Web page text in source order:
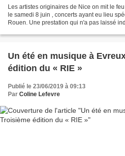
Les artistes originaires de Nice on mit le
le samedi 8 juin , concerts ayant eu lieu
Rouen. Une prestation qui n'a pas laissé
Un été en musique à
édition du « RIE »
Publié le 23/06/2019 à 09:13
Par Coline Lefevre